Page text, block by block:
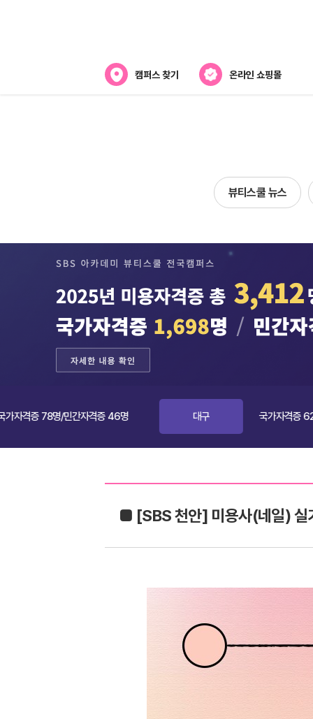
캠퍼스 찾기 온라인 쇼핑몰
전국캠퍼스 찾기
제휴협력사
뷰티스쿨 뉴스
명/민간자격증 46명 국가자격증 62명/민간
■ [SBS 천안] 미용사(네일) 실